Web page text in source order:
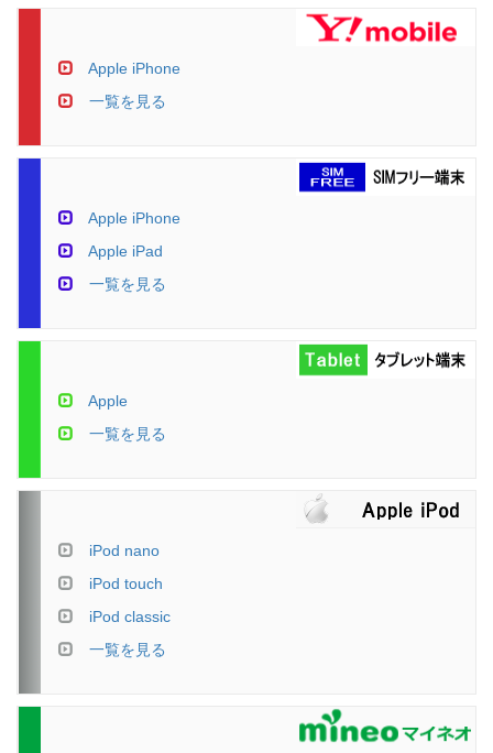
Apple iPhone
一覧を見る
Apple iPhone
Apple iPad
一覧を見る
Apple
一覧を見る
iPod nano
iPod touch
iPod classic
一覧を見る